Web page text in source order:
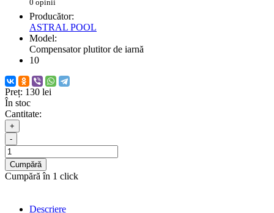
0 opinii
Producător:
ASTRAL POOL
Model:
Compensator plutitor de iarnă
10
Preț: 130 lei
În stoc
Cantitate:
+
-
Cumpără
Cumpără în 1 click
Descriere